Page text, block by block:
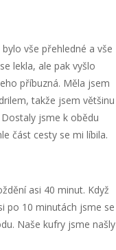
vše přehledné a vše
lekla, ale pak vyšlo
příbuzná. Měla jsem
takže jsem většinu
jsme k obědu
část cesty se mi líbila.
asi 40 minut. Když
po 10 minutách jsme se
Naše kufry jsme našly